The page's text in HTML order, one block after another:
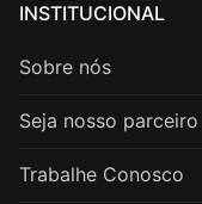
INSTITUCIONAL
Sobre nós
Seja nosso parceiro
Trabalhe Conosco